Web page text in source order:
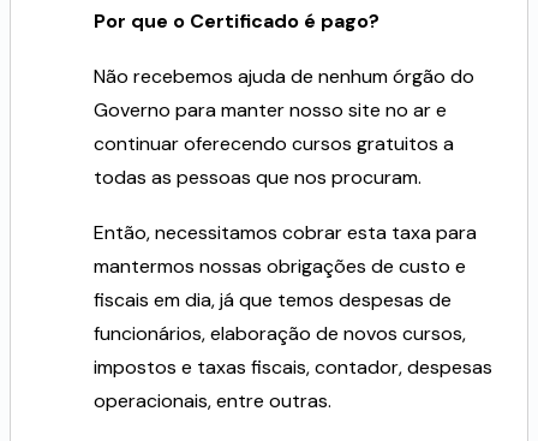
Por que o Certificado é pago?
Não recebemos ajuda de nenhum órgão do
Governo para manter nosso site no ar e
continuar oferecendo cursos gratuitos a
todas as pessoas que nos procuram.
Então, necessitamos cobrar esta taxa para
mantermos nossas obrigações de custo e
fiscais em dia, já que temos despesas de
funcionários, elaboração de novos cursos,
impostos e taxas fiscais, contador, despesas
operacionais, entre outras.